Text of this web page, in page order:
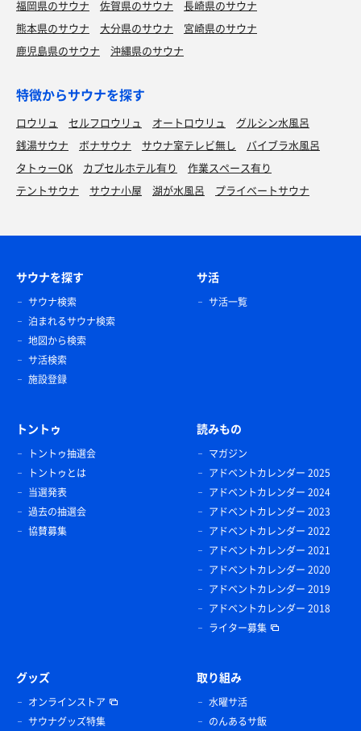
福岡県のサウナ 佐賀県のサウナ
長崎県のサウナ
熊本県のサウナ
大分県のサウナ
宮崎県のサウナ
鹿児島県のサウナ
沖縄県のサウナ
特徴からサウナを探す
ロウリュ セルフロウリュ オートロウリュ
グルシン水風呂
銭湯サウナ
ボナサウナ サウナ室テレビ無し
バイブラ水風呂
タトゥーOK
カプセルホテル有り
作業スペース有り
テントサウナ
サウナ小屋 湖が水風呂 プライベートサウナ
サウナを探す
サウナ検索
泊まれるサウナ検索
地図から検索
サ活検索
施設登録
サ活
サ活一覧
トントゥ
トントゥ抽選会
トントゥとは
当選発表
過去の抽選会
協賛募集
読みもの
マガジン
アドベントカレンダー 2025
アドベントカレンダー 2024
アドベントカレンダー 2023
アドベントカレンダー 2022
アドベントカレンダー 2021
アドベントカレンダー 2020
アドベントカレンダー 2019
アドベントカレンダー 2018
ライター募集
グッズ
オンラインストア
サウナグッズ特集
取り組み
水曜サ活
のんあるサ飯